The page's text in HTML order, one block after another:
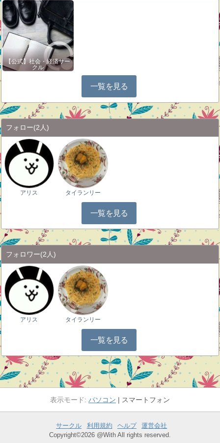
【公式】社会・経済サー
クル
一覧を見る
フォロー(2人)
アリス タイランリー
一覧を見る
フォロワー(2人)
アリス タイランリー
一覧を見る
パソコン スマートフォン
サークル 利用規約 ヘルプ
運営会社
Copyright©2026 @With All rights reserved.